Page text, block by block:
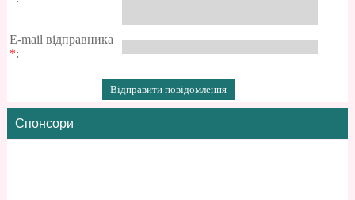
E-mail відправника
*:
Спонсори